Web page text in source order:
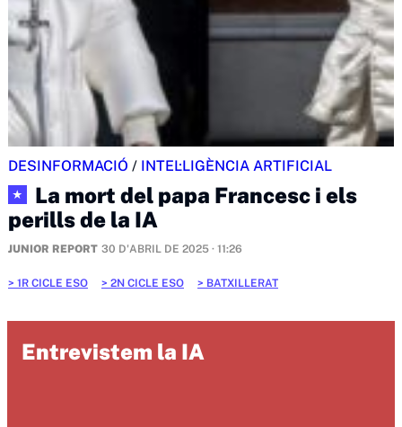
DESINFORMACIÓ / INTEL·LIGÈNCIA ARTIFICIAL
★
La mort del papa Francesc i els
perills de la IA
JUNIOR REPORT 30 D'ABRIL DE 2025 · 11:26
1R CICLE ESO 2N CICLE ESO BATXILLERAT
Entrevistem la IA